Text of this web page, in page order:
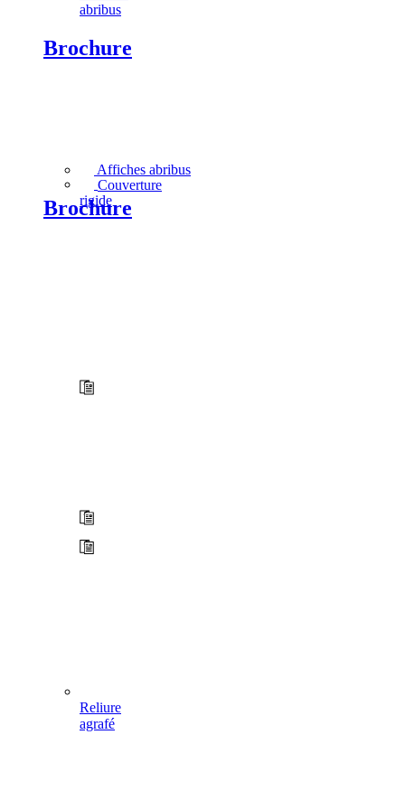
Couverture
rigide
abribus
Brochure
Reliure
agrafé
Affiches abribus
Brochure